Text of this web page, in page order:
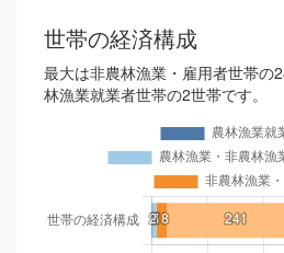
世帯の経済構成
最大は非農林漁業・雇用者世帯の
林漁業就業者世帯の2世帯です。